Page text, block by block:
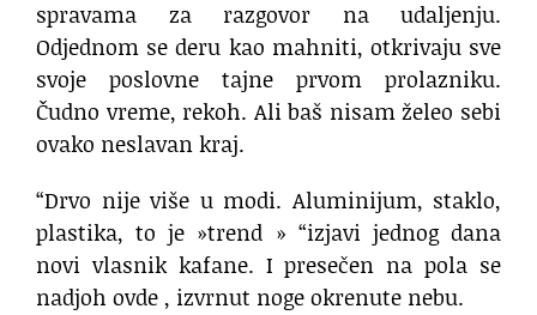
spravama za razgovor na udaljenju.
Odjednom se deru kao mahniti, otkrivaju sve
svoje poslovne tajne prvom prolazniku.
Čudno vreme, rekoh. Ali baš nisam želeo sebi
ovako neslavan kraj.
“Drvo nije više u modi. Aluminijum, staklo,
plastika, to je »trend » “izjavi jednog dana
novi vlasnik kafane. I presečen na pola se
nadjoh ovde , izvrnut noge okrenute nebu.